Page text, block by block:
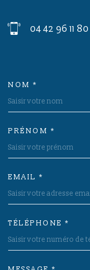
04 42 96 11 80
NOM *
PRÉNOM *
EMAIL *
TÉLÉPHONE *